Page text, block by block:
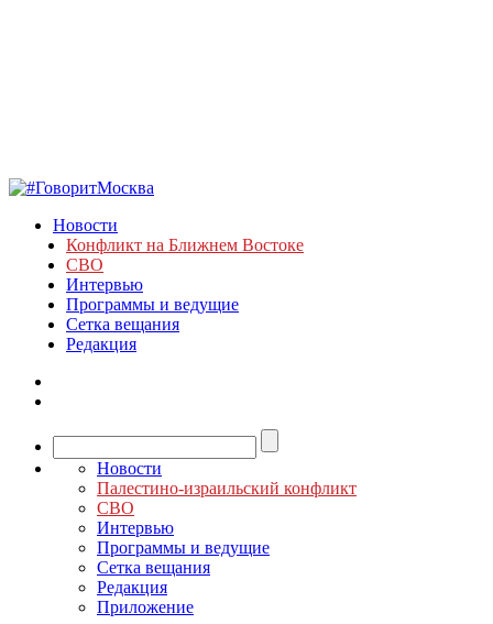
Новости
Конфликт на Ближнем Востоке
СВО
Интервью
Программы и ведущие
Сетка вещания
Редакция
Новости
Палестино-израильский конфликт
СВО
Интервью
Программы и ведущие
Сетка вещания
Редакция
Приложение